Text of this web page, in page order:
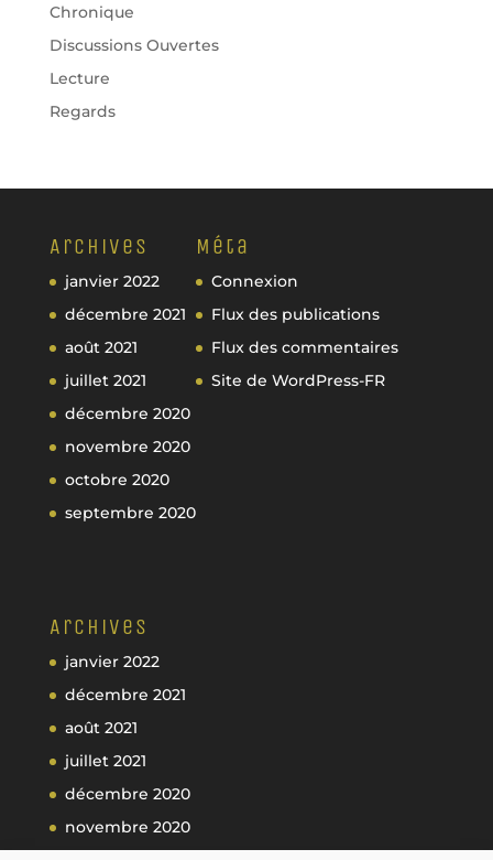
Chronique
Discussions Ouvertes
Lecture
Regards
Archives
janvier 2022
décembre 2021
août 2021
juillet 2021
décembre 2020
novembre 2020
octobre 2020
septembre 2020
Méta
Connexion
Flux des publications
Flux des commentaires
Site de WordPress-FR
Archives
janvier 2022
décembre 2021
août 2021
juillet 2021
décembre 2020
novembre 2020